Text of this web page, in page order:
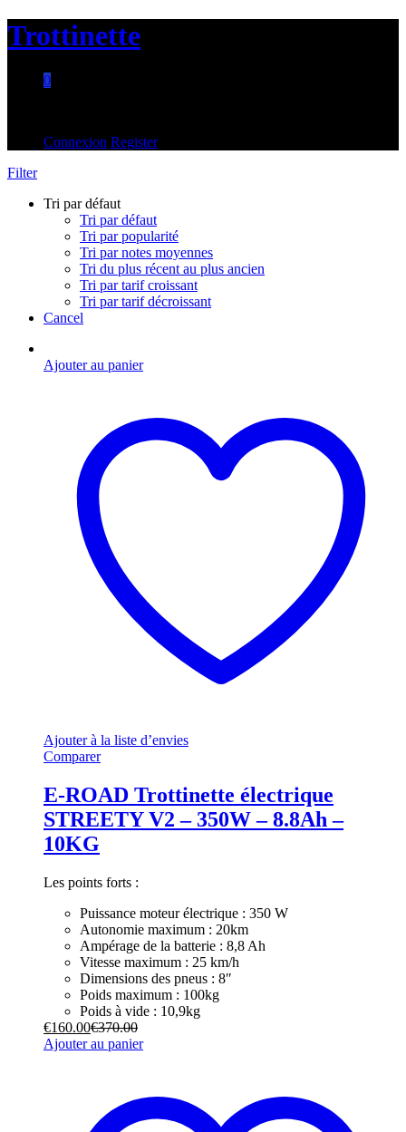
Trottinette
0
Connexion Register
Filter
Tri par défaut
Tri par défaut
Tri par popularité
Tri par notes moyennes
Tri du plus récent au plus ancien
Tri par tarif croissant
Tri par tarif décroissant
Cancel
Ajouter au panier
Ajouter à la liste d’envies
Comparer
E-ROAD Trottinette électrique
STREETY V2 – 350W – 8.8Ah –
10KG
Les points forts :
Puissance moteur électrique : 350 W
Autonomie maximum : 20km
Ampérage de la batterie : 8,8 Ah
Vitesse maximum : 25 km/h
Dimensions des pneus : 8″
Poids maximum : 100kg
Poids à vide : 10,9kg
€160.00€370.00
Ajouter au panier